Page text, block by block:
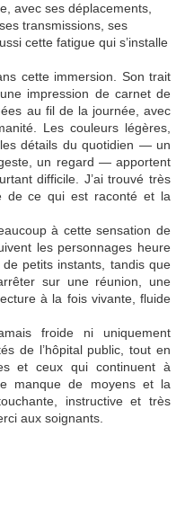
avec ses déplacements,
transmissions, ses
cette fatigue qui s’installe
cette immersion. Son trait
impression de carnet de
au fil de la journée, avec
Les couleurs légères,
détails du quotidien — un
un regard — apportent
difficile. J’ai trouvé très
de ce qui est raconté et la
à cette sensation de
les personnages heure
petits instants, tandis que
sur une réunion, une
à la fois vivante, fluide
froide ni uniquement
de l’hôpital public, tout en
et ceux qui continuent à
manque de moyens et la
instructive et très
aux soignants.